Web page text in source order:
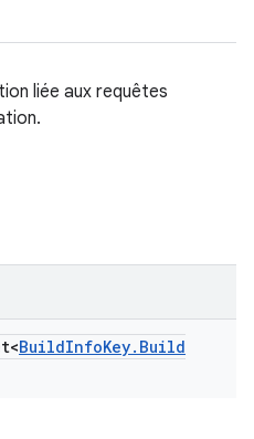
liée aux requêtes
BuildInfoKey. Build